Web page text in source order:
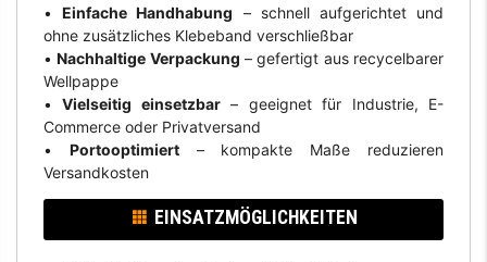
•Einfache Handhabung – schnell aufgerichtet und
ohne zusätzliches Klebeband verschließbar
•Nachhaltige Verpackung – gefertigt aus recycelbarer
Wellpappe
•Vielseitig einsetzbar– geeignet für Industrie, E-
Commerce oder Privatversand
• Portooptimiert– kompakte Maße reduzieren
Versandkosten
EINSATZMÖGLICHKEITEN